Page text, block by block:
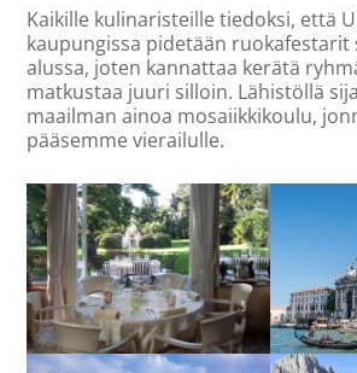
Kaikille kulinaristeille tiedoksi, että
kaupungissa pidetään ruokafestarit
alussa, joten kannattaa kerätä
matkustaa juuri silloin. Lähistöllä
maailman ainoa mosaiikkikoulu,
pääsemme vierailulle.